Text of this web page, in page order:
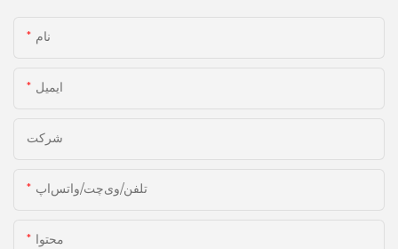
نام
ایمیل
شرکت
تلفن/وی‌چت/واتس‌اپ
محتوا